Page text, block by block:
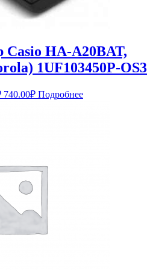
Casio HA-A20BAT,
1UF103450P-OS3
Первоначальная
740.00₽Текущая
Подробнее